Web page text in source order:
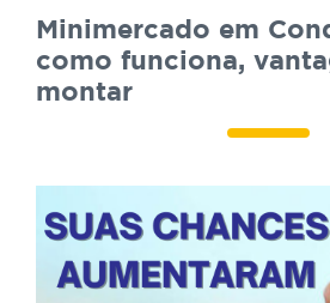
Minimercado em
como funciona,
montar